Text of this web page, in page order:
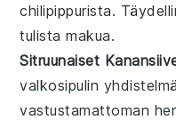
chilipippurista.
tulista makua.
Sitruunaiset
valkosipulin
vastustamattoman